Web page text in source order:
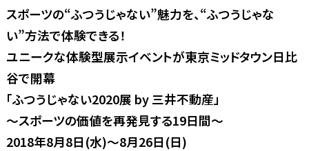
スポーツの“ふつうじゃない”魅力を、“ふつうじゃな
い”方法で体験できる！
ユニークな体験型展示イベントが東京ミッドタウン日比
谷で開幕
「ふつうじゃない2020展 by 三井不動産」
～スポーツの価値を再発見する19日間～
2018年8月8日(水)～8月26日(日)